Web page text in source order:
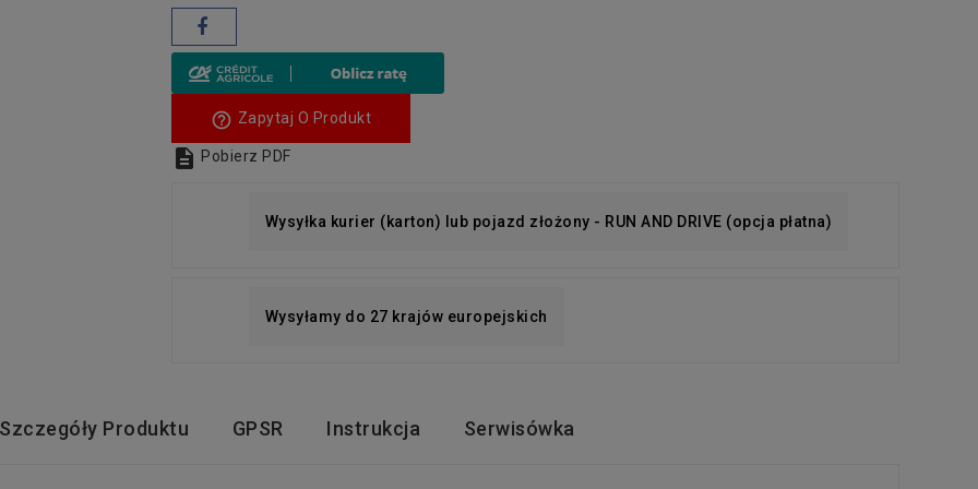
help_outline Zapytaj O Produkt
 Pobierz PDF
Wysyłka kurier (karton) lub pojazd złożony - RUN AND DRIVE (opcja płatna)
Wysyłamy do 27 krajów europejskich
Szczegóły Produktu GPSR Instrukcja Serwisówka